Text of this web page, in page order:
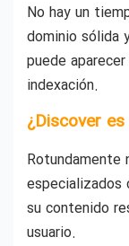
No hay un
dominio sólida
puede
indexación.
¿Discover
Rotundamente
especializados
su contenido
usuario.